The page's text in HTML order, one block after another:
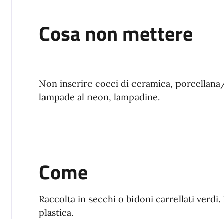
Cosa non mettere
Non inserire cocci di ceramica,
lampade al neon, lampadine.
Come
Raccolta in secchi o bidoni carrellati
plastica.